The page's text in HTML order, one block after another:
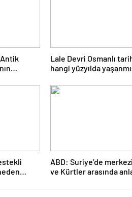
Lale Devri Osmanlı
hangi yüzyılda
ABD: Suriye’de
ve Kürtler arasında